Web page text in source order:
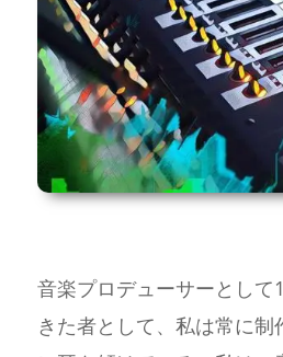
音楽プロデューサーとして
きた者として、私は常に